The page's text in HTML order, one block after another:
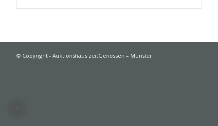
© Copyright - Auktionshaus zeitGenossen – Münster